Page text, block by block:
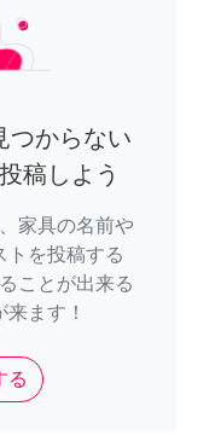
つからない
稿しよう
家具の名前や
トを投稿する
ことが出来る
ます！
る